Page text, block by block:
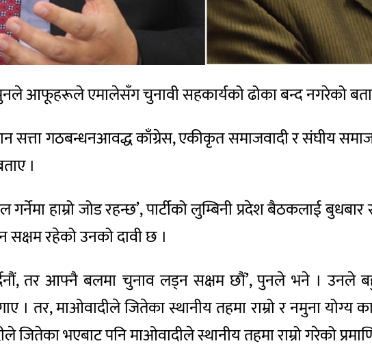
पुनले आफूहरूले एमालेसँग चुनावी सहकार्यको ढोका बन्द नगरेको
सत्ता गठबन्धनआवद्ध काँग्रेस, एकीकृत समाजवादी र संघीय
।
हाम्रो जोड रहन्छ’, पार्टीको लुम्बिनी प्रदेश बैठकलाई
सक्षम रहेको उनको दावी छ ।
तर आफ्नै बलमा चुनाव लड्न सक्षम छौं’, पुनले भने । उनले
। तर, माओवादीले जितेका स्थानीय तहमा राम्रो र नमुना
जितेका भएबाट पनि माओवादीले स्थानीय तहमा राम्रो गरेको